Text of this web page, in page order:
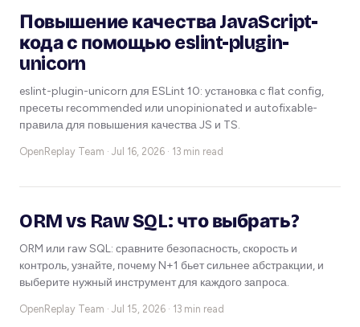
Повышение качества JavaScript-
кода с помощью eslint-plugin-
unicorn
eslint-plugin-unicorn для ESLint 10: установка с flat config,
пресеты recommended или unopinionated и autofixable-
правила для повышения качества JS и TS.
OpenReplay Team · Jul 16, 2026 · 13 min read
ORM vs Raw SQL: что выбрать?
ORM или raw SQL: сравните безопасность, скорость и
контроль, узнайте, почему N+1 бьет сильнее абстракции, и
выберите нужный инструмент для каждого запроса.
OpenReplay Team · Jul 15, 2026 · 13 min read